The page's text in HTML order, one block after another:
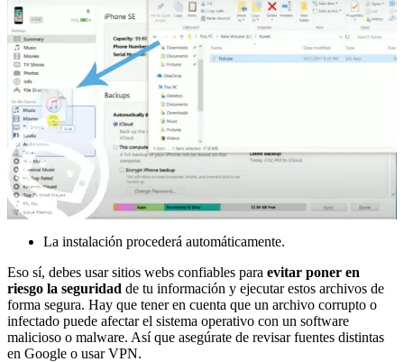
La instalación procederá automáticamente.
Eso sí, debes usar sitios webs confiables para evitar poner en
riesgo la seguridad de tu información y ejecutar estos archivos de
forma segura. Hay que tener en cuenta que un archivo corrupto o
infectado puede afectar el sistema operativo con un software
malicioso o malware. Así que asegúrate de revisar fuentes distintas
en Google o usar VPN.